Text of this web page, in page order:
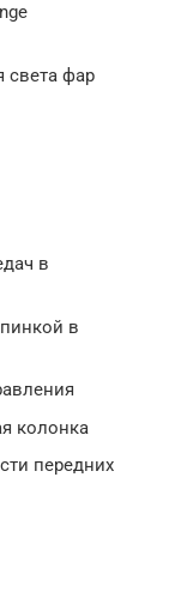
света фар
в
в
колонка
передних